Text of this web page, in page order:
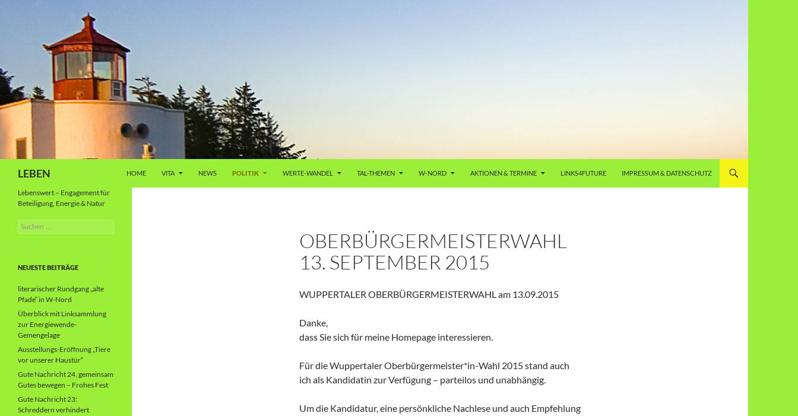
LEBEN HOME VITA NEWS POLITIK WERTE-WANDEL TAL-THEMEN W-NORD AKTIONEN & TERMINE LINKS4FUTURE IMPRESSUM & DATENSCHUTZ
OBERBÜRGERMEISTERWAHL
13. SEPTEMBER 2015
WUPPERTALER OBERBÜRGERMEISTERWAHL am 13.09.2015
Danke,
dass Sie sich für meine Homepage interessieren.
Für die Wuppertaler Oberbürgermeister*in-Wahl 2015 stand auch
ich als Kandidatin zur Verfügung – parteilos und unabhängig.
Um die Kandidatur, eine persönkliche Nachlese und auch Empfehlung
Lebenswert – Engagement für
Beteiligung, Energie & Natur
Suche
nach:
NEUESTE BEITRÄGE
literarischer Rundgang „alte
Pfade“ in W-Nord
Überblick mit Linksammlung
zur Energiewende-
Gemengelage
Ausstellungs-Eröffnung „Tiere
vor unserer Haustür“
Gute Nachricht 24, gemeinsam
Gutes bewegen – Frohes Fest
Gute Nachricht 23:
Schreddern verhindert